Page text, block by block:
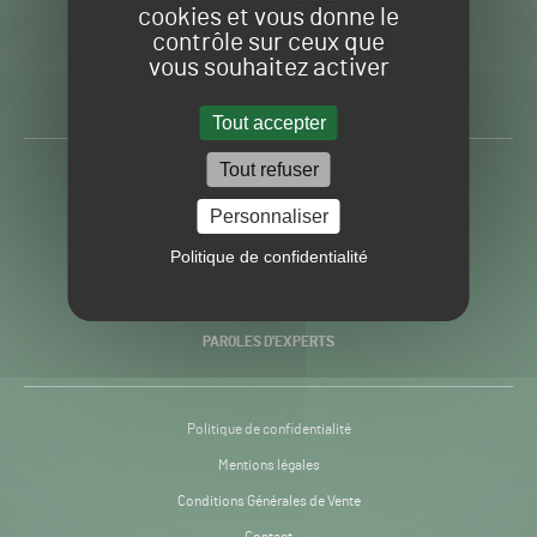
cookies et vous donne le
contrôle sur ceux que
vous souhaitez activer
Tout accepter
Tout refuser
Personnaliser
Politique de confidentialité
Gazon
Sport
H24
-
Toute l’info autour du
PRATIQUES
PAROLES D’EXPERTS
Politique de confidentialité
Mentions légales
Conditions Générales de Vente